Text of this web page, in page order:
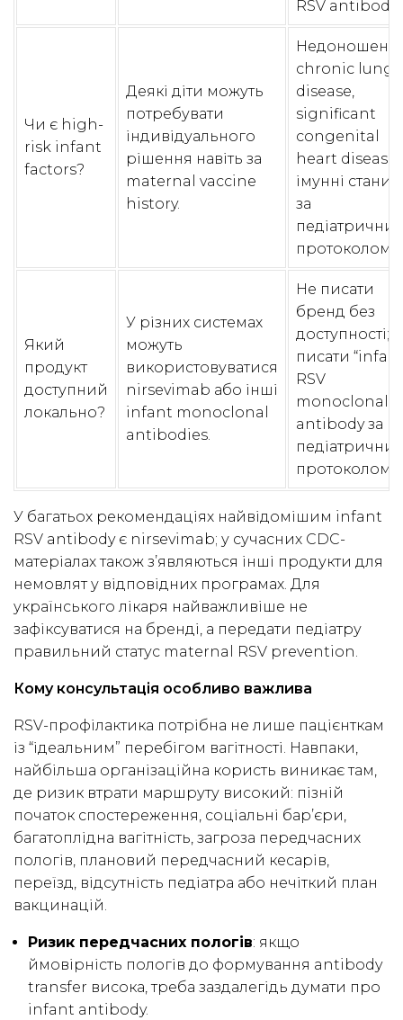
RSV antibody.
Чи є high-
risk infant
factors?
Деякі діти можуть
потребувати
індивідуального
рішення навіть за
maternal vaccine
history.
chronic lung
disease,
significant
congenital
heart disease,
імунні стани –
за
протоколом.
Який
продукт
доступний
локально?
У різних системах
можуть
використовуватися
nirsevimab або інші
infant monoclonal
antibodies.
Не писати
бренд без
доступності;
писати
RSV
monoclonal
antibody за
протоколом”.
У багатьох рекомендаціях найвідомішим infant
RSV antibody є nirsevimab; у сучасних CDC-
матеріалах також з’являються інші продукти для
немовлят у відповідних програмах. Для
українського лікаря найважливіше не
зафіксуватися на бренді, а передати педіатру
правильний статус maternal RSV prevention.
Кому консультація особливо важлива
RSV-профілактика потрібна не лише пацієнткам
із “ідеальним” перебігом вагітності. Навпаки,
найбільша організаційна користь виникає там,
де ризик втрати маршруту високий: пізній
початок спостереження, соціальні бар’єри,
багатоплідна вагітність, загроза передчасних
пологів, плановий передчасний кесарів,
переїзд, відсутність педіатра або нечіткий план
вакцинацій.
Ризик передчасних пологів: якщо
ймовірність пологів до формування antibody
transfer висока, треба заздалегідь думати про
infant antibody.